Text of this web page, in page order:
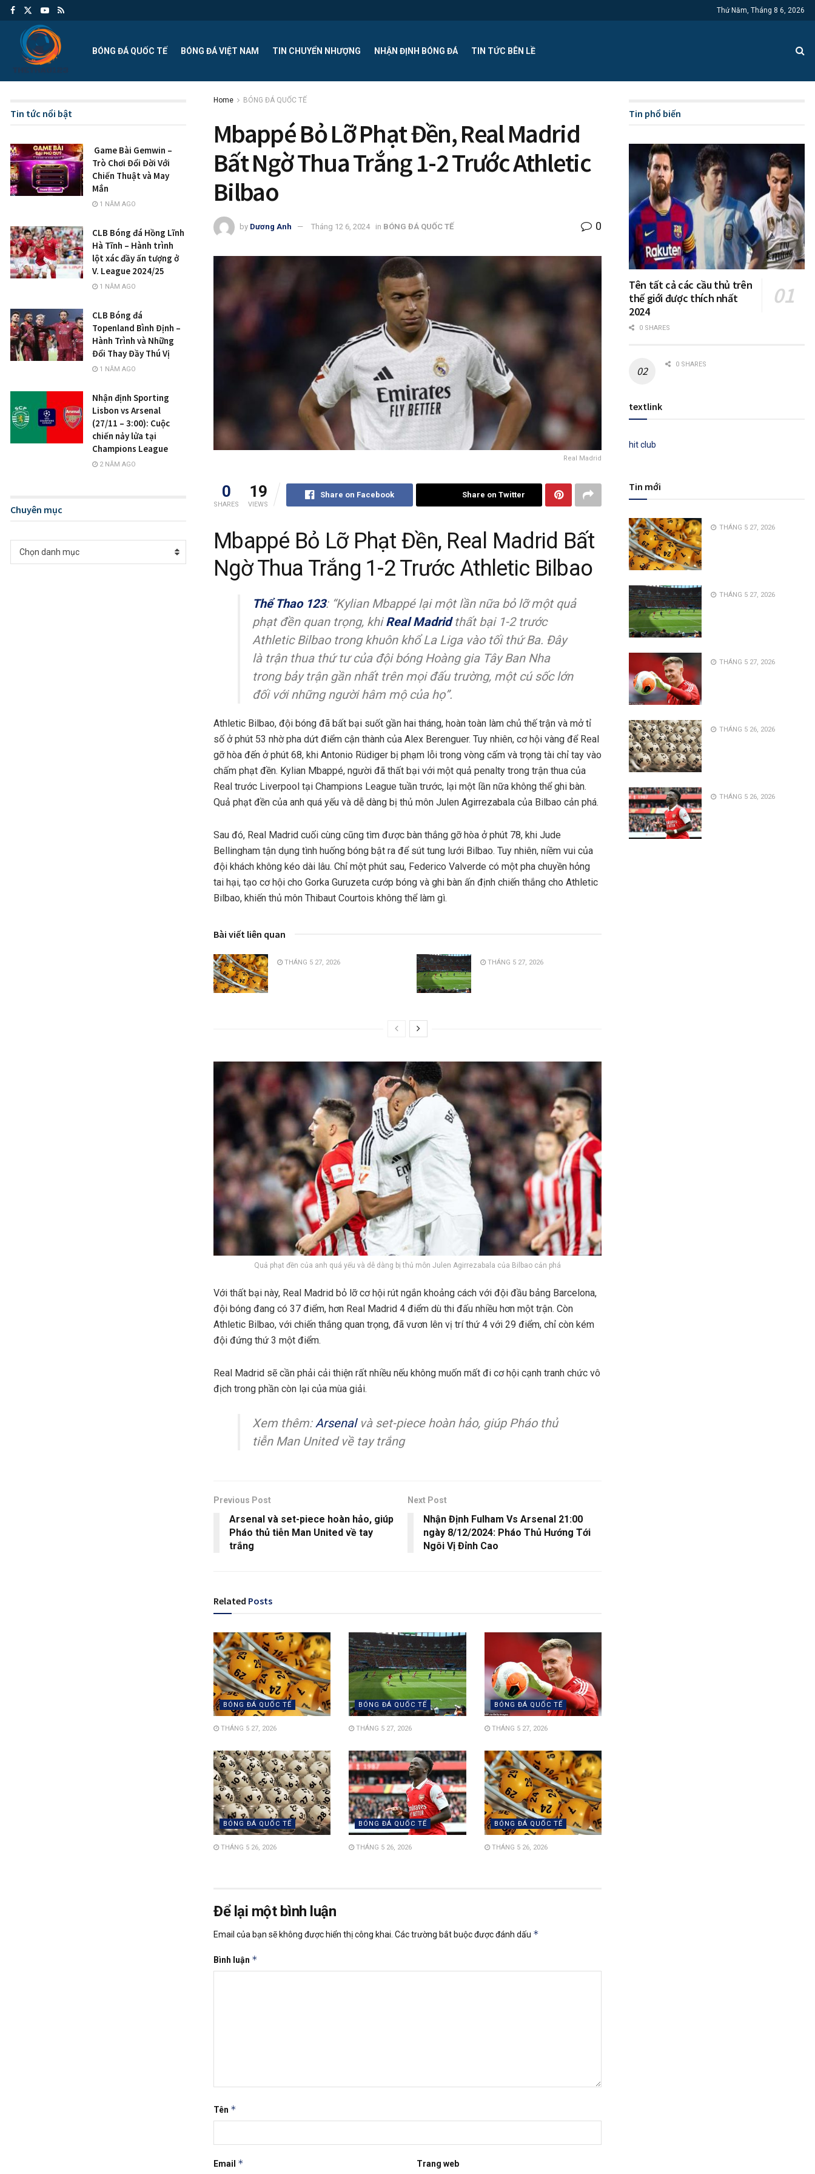
Thứ Năm, Tháng 8 6, 2026
BÓNG ĐÁ QUỐC TẾ BÓNG ĐÁ VIỆT NAM TIN CHUYỂN NHƯỢNG NHẬN ĐỊNH BÓNG ĐÁ TIN TỨC BÊN LỀ
Home BÓNG ĐÁ QUỐC TẾ
Mbappé Bỏ Lỡ Phạt Đền, Real Madrid
Bất Ngờ Thua Trắng 1-2 Trước Athletic
Bilbao
by Dương Anh Tháng 12 6, 2024 in BÓNG ĐÁ QUỐC TẾ 0
Real Madrid
0
SHARES
19
VIEWS
Share on Facebook Share on Twitter
Mbappé Bỏ Lỡ Phạt Đền, Real Madrid Bất
Ngờ Thua Trắng 1-2 Trước Athletic Bilbao
Thể Thao 123: “Kylian Mbappé lại một lần nữa bỏ lỡ một quả
phạt đền quan trọng, khiReal Madridthất bại 1-2 trước
Athletic Bilbao trong khuôn khổ La Liga vào tối thứ Ba. Đây
là trận thua thứ tư của đội bóng Hoàng gia Tây Ban Nha
trong bảy trận gần nhất trên mọi đấu trường, một cú sốc lớn
đối với những người hâm mộ của họ”.
Athletic Bilbao, đội bóng đã bất bại suốt gần hai tháng, hoàn toàn làm chủ thế trận và mở tỉ
số ở phút 53 nhờ pha dứt điểm cận thành của Alex Berenguer. Tuy nhiên, cơ hội vàng để Real
gỡ hòa đến ở phút 68, khi Antonio Rüdiger bị phạm lỗi trong vòng cấm và trọng tài chỉ tay vào
chấm phạt đền. Kylian Mbappé, người đã thất bại với một quả penalty trong trận thua của
Real trước Liverpool tại Champions League tuần trước, lại một lần nữa không thể ghi bàn.
Quả phạt đền của anh quá yếu và dễ dàng bị thủ môn Julen Agirrezabala của Bilbao cản phá.
Sau đó, Real Madrid cuối cùng cũng tìm được bàn thắng gỡ hòa ở phút 78, khi Jude
Bellingham tận dụng tình huống bóng bật ra để sút tung lưới Bilbao. Tuy nhiên, niềm vui của
đội khách không kéo dài lâu. Chỉ một phút sau, Federico Valverde có một pha chuyền hỏng
tai hại, tạo cơ hội cho Gorka Guruzeta cướp bóng và ghi bàn ấn định chiến thắng cho Athletic
Bilbao, khiến thủ môn Thibaut Courtois không thể làm gì.
Bài viết liên quan
THÁNG 5 27, 2026 THÁNG 5 27, 2026
Quả phạt đền của anh quá yếu và dễ dàng bị thủ môn Julen Agirrezabala của Bilbao cản phá
Với thất bại này, Real Madrid bỏ lỡ cơ hội rút ngắn khoảng cách với đội đầu bảng Barcelona,
đội bóng đang có 37 điểm, hơn Real Madrid 4 điểm dù thi đấu nhiều hơn một trận. Còn
Athletic Bilbao, với chiến thắng quan trọng, đã vươn lên vị trí thứ 4 với 29 điểm, chỉ còn kém
đội đứng thứ 3 một điểm.
Real Madrid sẽ cần phải cải thiện rất nhiều nếu không muốn mất đi cơ hội cạnh tranh chức vô
địch trong phần còn lại của mùa giải.
Xem thêm:Arsenalvà set-piece hoàn hảo, giúp Pháo thủ
tiễn Man United về tay trắng
Previous Post
Arsenal và set-piece hoàn hảo, giúp
Pháo thủ tiễn Man United về tay
trắng
Next Post
Nhận Định Fulham Vs Arsenal 21:00
ngày 8/12/2024: Pháo Thủ Hướng Tới
Ngôi Vị Đỉnh Cao
Related Posts
BÓNG ĐÁ QUỐC TẾ
THÁNG 5 27, 2026
BÓNG ĐÁ QUỐC TẾ
THÁNG 5 27, 2026
BÓNG ĐÁ QUỐC TẾ
THÁNG 5 27, 2026
BÓNG ĐÁ QUỐC TẾ
THÁNG 5 26, 2026
BÓNG ĐÁ QUỐC TẾ
THÁNG 5 26, 2026
BÓNG ĐÁ QUỐC TẾ
THÁNG 5 26, 2026
Để lại một bình luận
Email của bạn sẽ không được hiển thị công khai. Các trường bắt buộc được đánh dấu *
Bình luận *
Tên *
Email * Trang web
Tin tức nổi bật
Game Bài Gemwin –
Trò Chơi Đổi Đời Với
Chiến Thuật và May
Mắn
1 NĂM AGO
CLB Bóng đá Hồng Lĩnh
Hà Tĩnh – Hành trình
lột xác đầy ấn tượng ở
V. League 2024/25
1 NĂM AGO
CLB Bóng đá
Topenland Bình Định –
Hành Trình và Những
Đổi Thay Đầy Thú Vị
1 NĂM AGO
Nhận định Sporting
Lisbon vs Arsenal
(27/11 – 3:00): Cuộc
chiến nảy lửa tại
Champions League
2 NĂM AGO
Chuyên mục
Chọn danh mục
Tin phổ biến
Tên tất cả các cầu thủ trên
thế giới được thích nhất
2024
0 SHARES
0 SHARES
textlink
hit club
Tin mới
THÁNG 5 27, 2026
THÁNG 5 27, 2026
THÁNG 5 27, 2026
THÁNG 5 26, 2026
THÁNG 5 26, 2026